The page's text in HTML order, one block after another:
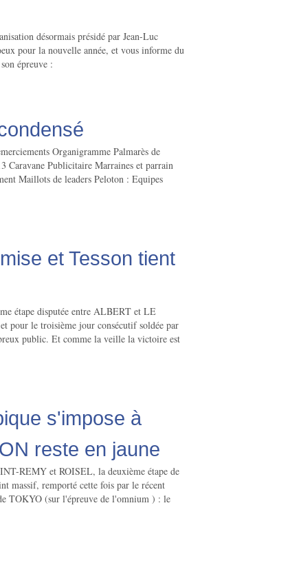
désormais présidé par Jean-Luc
pour la nouvelle année, et vous informe du
épreuve :
Organigramme Palmarès de
Caravane Publicitaire Marraines et parrain
Maillots de leaders Peloton : Equipes
et Tesson tient
étape disputée entre ALBERT et LE
pour le troisième jour consécutif soldée par
public. Et comme la veille la victoire est
s'impose à
reste en jaune
REMY et ROISEL, la deuxième étape de
massif, remporté cette fois par le récent
TOKYO (sur l'épreuve de l'omnium ) : le